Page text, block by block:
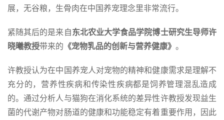
展，无谷粮，生骨肉在中国养宠理念里非常流行。
紧随其后的是来自东北农业大学食品学院博士研究生导师许
晓曦教授带来的 《宠物乳品的创新与营养健康》 。
许教授认为在中国养宠人对宠物的精神和健康需求是理解不
充分的，营养性疾病和传染性疾病都是饲养管理混乱造成
的。通过分析人与猫狗在消化系统的差异性许教授发现益生
菌的代谢产物对肠道的健康和功能稳定有着重要作用，因此